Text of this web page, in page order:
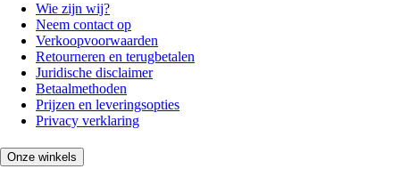
Wie zijn wij?
Neem contact op
Verkoopvoorwaarden
Retourneren en terugbetalen
Juridische disclaimer
Betaalmethoden
Prijzen en leveringsopties
Privacy verklaring
Onze winkels